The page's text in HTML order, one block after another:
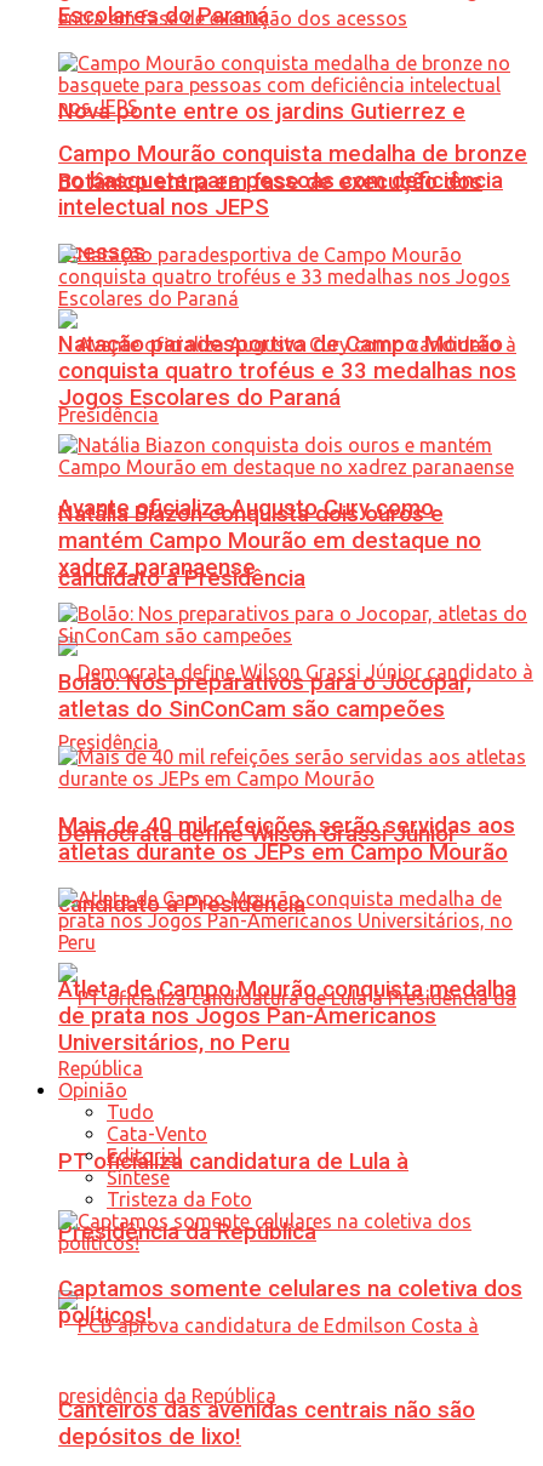
Nova ponte entre os jardins Gutierrez e
Botânico entra em fase de execução dos
acessos
Avante oficializa Augusto Cury como
candidato à Presidência
Democrata define Wilson Grassi Júnior
candidato à Presidência
PT oficializa candidatura de Lula à
Presidência da República
Escolares do Paraná
Campo Mourão conquista medalha de bronze
no basquete para pessoas com deficiência
intelectual nos JEPS
Natação paradesportiva de Campo Mourão
conquista quatro troféus e 33 medalhas nos
Jogos Escolares do Paraná
Natália Biazon conquista dois ouros e
mantém Campo Mourão em destaque no
xadrez paranaense
Bolão: Nos preparativos para o Jocopar,
atletas do SinConCam são campeões
Mais de 40 mil refeições serão servidas aos
atletas durante os JEPs em Campo Mourão
Atleta de Campo Mourão conquista medalha
de prata nos Jogos Pan-Americanos
Universitários, no Peru
Opinião
Tudo
Cata-Vento
Editorial
Síntese
Tristeza da Foto
Captamos somente celulares na coletiva dos
políticos!
Canteiros das avenidas centrais não são
depósitos de lixo!